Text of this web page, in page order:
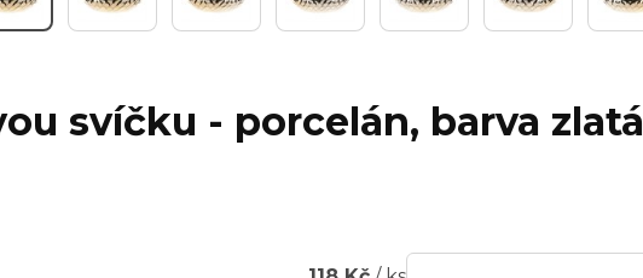
svíčku - porcelán, barva zlatá